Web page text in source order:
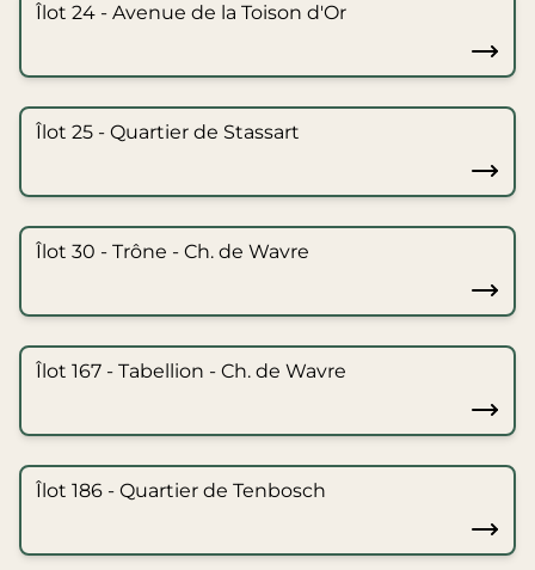
Îlot 24 - Avenue de la Toison d'Or
Îlot 25 - Quartier de Stassart
Îlot 30 - Trône - Ch. de Wavre
Îlot 167 - Tabellion - Ch. de Wavre
Îlot 186 - Quartier de Tenbosch